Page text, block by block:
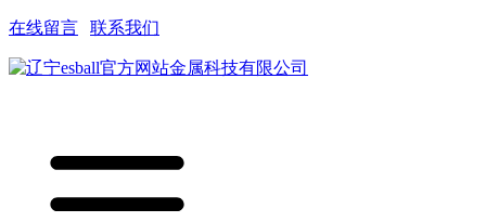
在线留言 联系我们